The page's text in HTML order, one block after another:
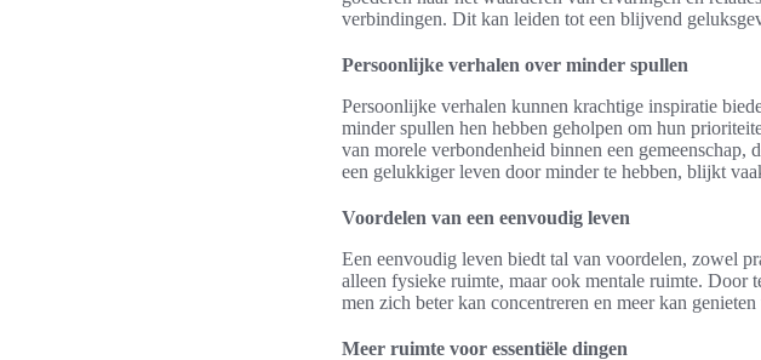
verbindingen. Dit kan leiden tot een blijvend
Persoonlijke verhalen over minder spullen
Persoonlijke verhalen kunnen krachtige inspiratie
minder spullen hen hebben geholpen om hun
van morele verbondenheid binnen een
een gelukkiger leven door minder te hebben, blijkt
Voordelen van een eenvoudig leven
Een eenvoudig leven biedt tal van voordelen, zowel
alleen fysieke ruimte, maar ook mentale ruimte. Door
men zich beter kan concentreren en meer kan
Meer ruimte voor essentiële dingen